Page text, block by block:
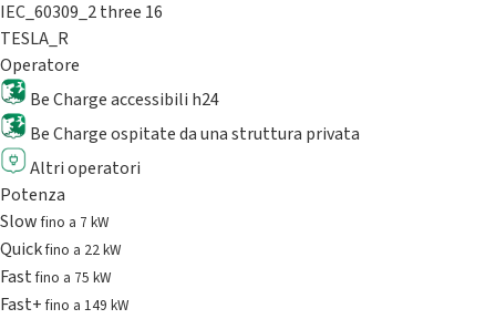
IEC_60309_2 three 16
TESLA_R
Operatore
Be Charge accessibili h24
Be Charge ospitate da una struttura privata
Altri operatori
Potenza
Slowfino a 7 kW
Quickfino a 22 kW
Fastfino a 75 kW
Fast+fino a 149 kW